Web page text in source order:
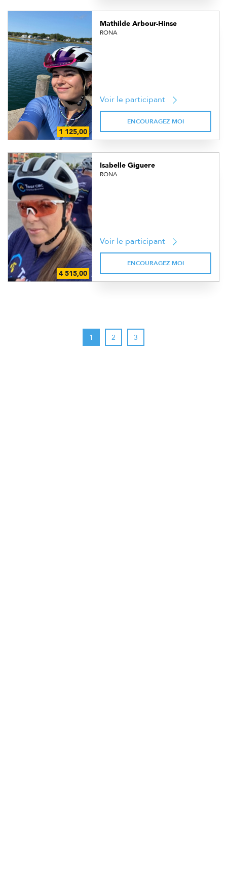
Mathilde Arbour-Hinse
RONA
Voir le participant
ENCOURAGEZ MOI
Isabelle Giguere
RONA
Voir le participant
ENCOURAGEZ MOI
1 2 3